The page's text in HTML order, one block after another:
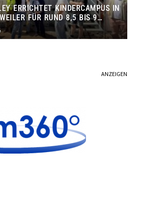
ERRICHTET KINDERCAMPUS IN
FÜR RUND 8,5 BIS 9
ANZEIGEN